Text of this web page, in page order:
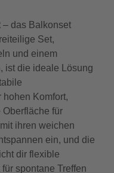
– das Balkonset
Set,
und einem
ist die ideale Lösung
Komfort,
für
ihren weichen
ein, und die
dir flexible
spontane Treffen